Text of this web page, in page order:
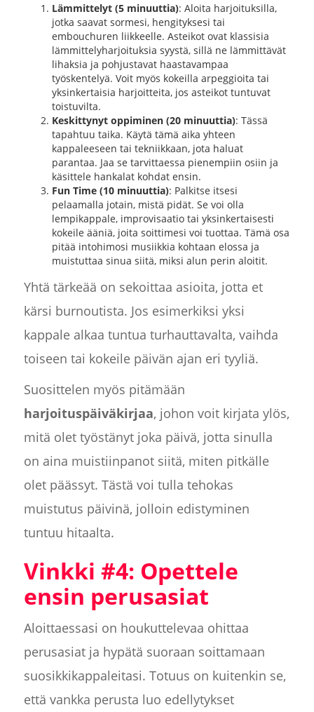
Lämmittelyt (5 minuuttia): Aloita harjoituksilla,
jotka saavat sormesi, hengityksesi tai
embouchuren liikkeelle. Asteikot ovat klassisia
lämmittelyharjoituksia syystä, sillä ne lämmittävät
lihaksia ja pohjustavat haastavampaa
työskentelyä. Voit myös kokeilla arpeggioita tai
yksinkertaisia harjoitteita, jos asteikot tuntuvat
toistuvilta.
Keskittynyt oppiminen (20 minuuttia): Tässä
tapahtuu taika. Käytä tämä aika yhteen
kappaleeseen tai tekniikkaan, jota haluat
parantaa. Jaa se tarvittaessa pienempiin osiin ja
käsittele hankalat kohdat ensin.
Fun Time (10 minuuttia): Palkitse itsesi
pelaamalla jotain, mistä pidät. Se voi olla
lempikappale, improvisaatio tai yksinkertaisesti
kokeile ääniä, joita soittimesi voi tuottaa. Tämä osa
pitää intohimosi musiikkia kohtaan elossa ja
muistuttaa sinua siitä, miksi alun perin aloitit.
Yhtä tärkeää on sekoittaa asioita, jotta et
kärsi burnoutista. Jos esimerkiksi yksi
kappale alkaa tuntua turhauttavalta, vaihda
toiseen tai kokeile päivän ajan eri tyyliä.
Suosittelen myös pitämään
harjoituspäiväkirjaa, johon voit kirjata ylös,
mitä olet työstänyt joka päivä, jotta sinulla
on aina muistiinpanot siitä, miten pitkälle
olet päässyt. Tästä voi tulla tehokas
muistutus päivinä, jolloin edistyminen
tuntuu hitaalta.
Vinkki #4: Opettele
ensin perusasiat
Aloittaessasi on houkuttelevaa ohittaa
perusasiat ja hypätä suoraan soittamaan
suosikkikappaleitasi. Totuus on kuitenkin se,
että vankka perusta luo edellytykset